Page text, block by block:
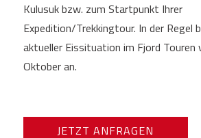
Kulusuk bzw. zum Startpunkt Ihrer
Expedition/Trekkingtour. In der Regel
aktueller Eissituation im Fjord Touren
Oktober an.
JETZT ANFRAGEN